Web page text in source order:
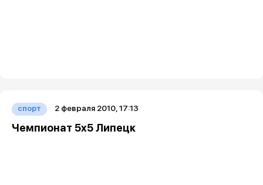
спорт 2 февраля 2010, 17:13
Чемпионат 5x5 Липецк